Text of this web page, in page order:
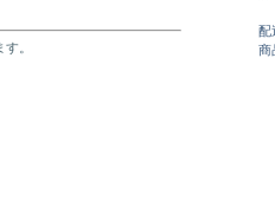
。
配
商